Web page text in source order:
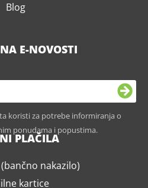
Blog
E-NOVOSTI
koristi za potrebe informiranja o
ponudama i popustima.
PLAČILA
nakazilo)
kartice